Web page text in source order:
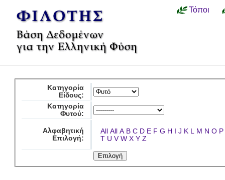
Τόποι
Κατηγορία
Είδους:
Κατηγορία
Φυτού:
Αλφαβητική
Επιλογή:
All All A B C D E F G H I J K L M N O P
T U V W X Y Z